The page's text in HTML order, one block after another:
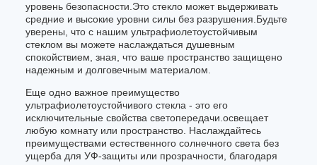
уровень безопасности.Это стекло может выдерживать
средние и высокие уровни силы без разрушения.Будьте
уверены, что с нашим ультрафиолетоустойчивым
стеклом вы можете наслаждаться душевным
спокойствием, зная, что ваше пространство защищено
надежным и долговечным материалом.
Еще одно важное преимущество
ультрафиолетоустойчивого стекла - это его
исключительные свойства светопередачи.освещает
любую комнату или пространство. Наслаждайтесь
преимуществами естественного солнечного света без
ущерба для УФ-защиты или прозрачности, благодаря